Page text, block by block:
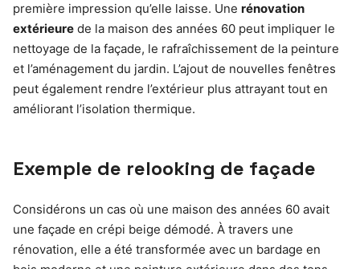
première impression qu’elle laisse. Une rénovation
extérieure de la maison des années 60 peut impliquer le
nettoyage de la façade, le rafraîchissement de la peinture
et l’aménagement du jardin. L’ajout de nouvelles fenêtres
peut également rendre l’extérieur plus attrayant tout en
améliorant l’isolation thermique.
Exemple de relooking de façade
Considérons un cas où une maison des années 60 avait
une façade en crépi beige démodé. À travers une
rénovation, elle a été transformée avec un bardage en